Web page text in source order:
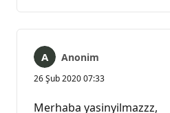
Anonim
26 Şub 2020 07:33
Merhaba yasinyilmazzz,